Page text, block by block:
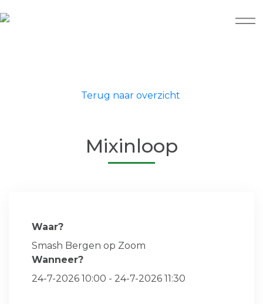
Terug naar overzicht
Mixinloop
Waar?
Smash Bergen op Zoom
Wanneer?
24-7-2026 10:00 - 24-7-2026 11:30